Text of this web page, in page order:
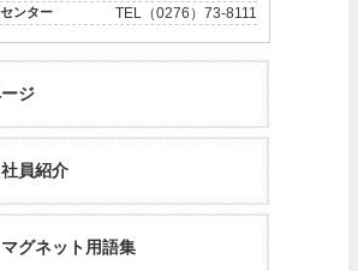
ンター TEL（0276）73-8111
ジ
員紹介
グネット用語集